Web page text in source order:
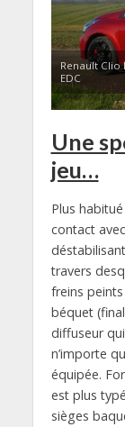
Renault Clio
EDC
Une
jeu…
Plus
contact
travers
freins
béquet
diffuseur
n’importe
équipée.
est plus
sièges